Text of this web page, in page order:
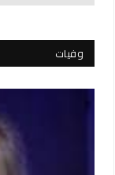
وفيات